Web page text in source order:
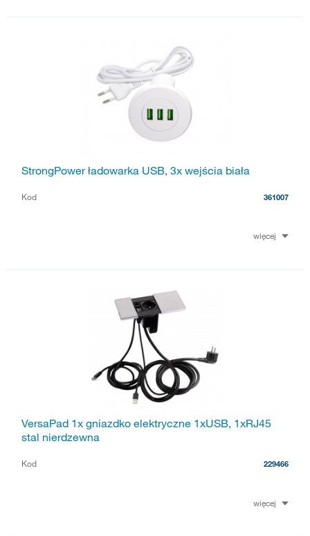
StrongPower ładowarka USB, 3x wejścia biała
Kod 361007
więcej
VersaPad 1x gniazdko elektryczne 1xUSB, 1xRJ45
stal nierdzewna
Kod 229466
więcej